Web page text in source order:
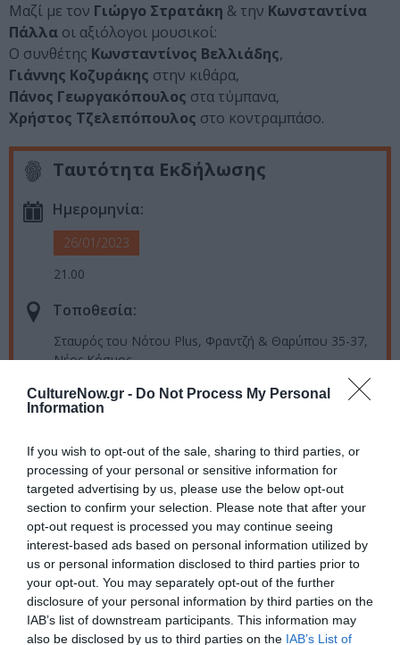
CultureNow.gr - Do Not Process My Personal
Information
If you wish to opt-out of the sale, sharing to third parties, or
processing of your personal or sensitive information for
targeted advertising by us, please use the below opt-out
section to confirm your selection. Please note that after your
opt-out request is processed you may continue seeing
interest-based ads based on personal information utilized by
us or personal information disclosed to third parties prior to
your opt-out. You may separately opt-out of the further
disclosure of your personal information by third parties on the
IAB’s list of downstream participants. This information may
also be disclosed by us to third parties on the IAB’s List of
Μαζί με τον Γιώργο Στρατάκη & την Κωνσταντίνα
Πάλλα οι αξιόλογοι μουσικοί:
Ο συνθέτης Κωνσταντίνος Βελλιάδης,
Γιάννης Κοζυράκης στην κιθάρα,
Πάνος Γεωργακόπουλος στα τύμπανα,
Χρήστος Τζελεπόπουλος στο κοντραμπάσο.
Ταυτότητα Εκδήλωσης
Ημερομηνία:
26/01/2023
21.00
Τοποθεσία:
Σταυρός του Νότου Plus, Φραντζή & Θαρύπου 35-37,
Νέος Κόσμος
Σταυρός του Νότου
Eισιτήρια:
12€
Πληροφορίες / Κρατήσεις:
Τηλ.: 210 9226975 | stn.gr
Ακολουθήστε το Culturenow.gr στοGoogle News
και
μάθετε πρώτοι όλες τις ειδήσεις